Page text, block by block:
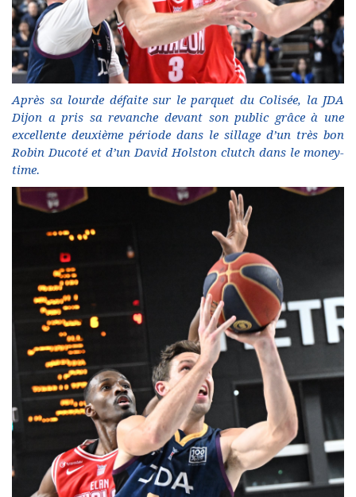
Après sa lourde défaite sur le parquet du Colisée, la JDA
Dijon a pris sa revanche devant son public grâce à une
excellente deuxième période dans le sillage d’un très bon
Robin Ducoté et d’un David Holston clutch dans le money-
time.